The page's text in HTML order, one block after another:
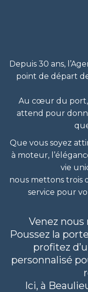
Depuis 30 ans,
point de départ
Au cœur du port,
attend pour
Que vous soyez
à moteur,
vie
nous mettons trois
service pour
Venez nous
Poussez la
profitez
personnalisé
Ici, à